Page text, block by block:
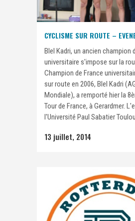
CYCLISME SUR ROUTE –
Blel Kadri, un ancien champion
universitaire s'impose sur la
Champion de France
sur route en 2006, Blel Kadri
Mondiale), a remporté hier la
Tour de France, à Gerardmer.
l'Université Paul Sabatier
13 juillet, 2014